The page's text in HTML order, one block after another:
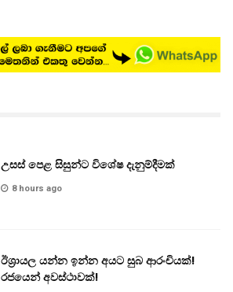
උසස් පෙළ සිසුන්ට විශේෂ දැනුම්දීමක්
8 hours ago
ඊශ්‍රායල යන්න ඉන්න අයට සුබ ආරංචියක්!
‍රජයෙන් අවස්ථාවක්!